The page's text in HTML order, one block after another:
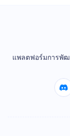
แพลตฟอร์มการพัฒ